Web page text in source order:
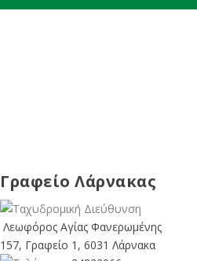
Γραφείο Λάρνακας
Λεωφόρος Αγίας Φανερωμένης
157, Γραφείο 1, 6031 Λάρνακα